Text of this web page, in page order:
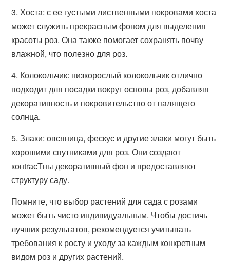
3. Хоста: с ее густыми лиственными покровами хоста
может служить прекрасным фоном для выделения
красоты роз. Она также помогает сохранять почву
влажной, что полезно для роз.
4. Колокольчик: низкорослый колокольчик отлично
подходит для посадки вокруг основы роз, добавляя
декоративность и покровительство от палящего
солнца.
5. Злаки: овсяница, фескус и другие злаки могут быть
хорошими спутниками для роз. Они создают
конtrасTны декоративный фон и предоставляют
структуру саду.
Помните, что выбор растений для сада с розами
может быть чисто индивидуальным. Чтобы достичь
лучших результатов, рекомендуется учитывать
требования к росту и уходу за каждым конкретным
видом роз и других растений.